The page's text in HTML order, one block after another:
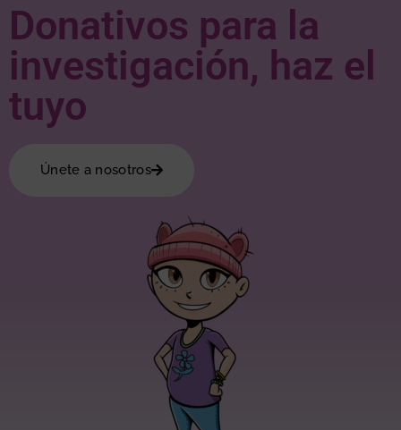
Donativos para la
investigación, haz el
tuyo
Únete a nosotros